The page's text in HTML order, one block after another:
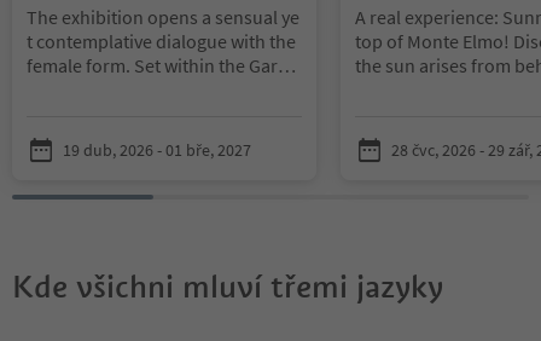
The exhibition opens a sensual ye
t contemplative dialogue with the
female form. Set within the Garde
ange with the natural surroundin
gs, unfolding their impact throug
al expressions of the works. They
19 dub, 2026 - 01 bře, 2027
A real experience:
top of Monte Elmo!
the sun arises from
Monte Elmo you can
experience of nature
28 čvc, 2026 - 29 zář,
Kde všichni mluví třemi jazyky